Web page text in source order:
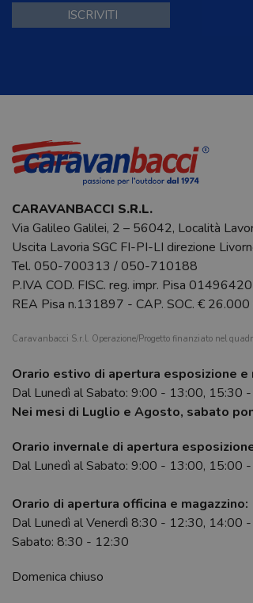
CARAVANBACCI S.R.L.
Via Galileo Galilei, 2 – 56042, Località
Uscita Lavoria SGC FI-PI-LI direzione
Tel. 050-700313 /050-710188
P.IVA COD. FISC. reg. impr. Pisa
REA Pisa n.131897 - CAP. SOC. € 26.000
Caravanbacci S.r.l. Operazione/Progetto finanziato nel
Orario estivo di apertura esposizione
Dal Lunedì al Sabato: 9:00 - 13:00, 15:30
Nei mesi di Luglio e Agosto, sabato
Orario invernale di apertura
Dal Lunedì al Sabato: 9:00 - 13:00, 15:00
Orario di apertura officina e magazzino:
Dal Lunedì al Venerdì 8:30 - 12:30, 14:00
Sabato: 8:30 - 12:30
Domenica chiuso